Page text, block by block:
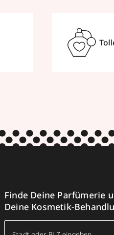
Finde Deine Parfümerie
Deine Kosmetik-